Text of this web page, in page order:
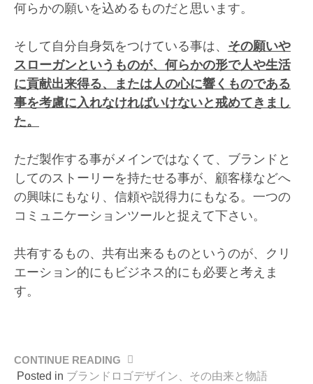
何らかの願いを込めるものだと思います。
そして自分自身気をつけている事は、 その願いや
スローガンというものが、何らかの形で人や生活
に貢献出来得る、または人の心に響くものである
事を考慮に入れなければいけないと戒めてきまし
た。
ただ製作する事がメインではなくて、ブランドと
してのストーリーを持たせる事が、顧客様などへ
の興味にもなり、信頼や説得力にもなる。一つの
コミュニケーションツールと捉えて下さい。
共有するもの、共有出来るものというのが、クリ
エーション的にもビジネス的にも必要と考えま
す。
CONTINUE READING
“戦
に
Posted in ブランドロゴデザイン、その由来と物語